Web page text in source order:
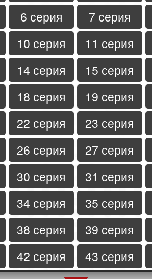
6 серия
7 серия
10 серия
11 серия
14 серия
15 серия
18 серия
19 серия
22 серия
23 серия
26 серия
27 серия
30 серия
31 серия
34 серия
35 серия
38 серия
39 серия
42 серия
43 серия